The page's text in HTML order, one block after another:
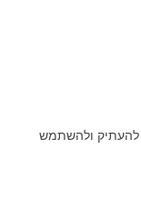
להעתיק ולהשתמש